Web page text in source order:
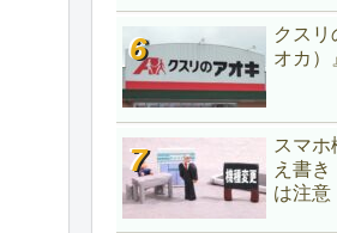
クスリ
オカ）
スマ
え書き
は注意